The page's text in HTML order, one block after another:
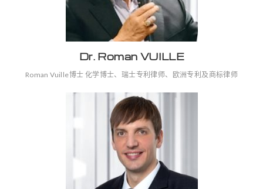
Dr. Roman VUILLE
Roman Vuille博士 化学博士、瑞士专利律师、欧洲专利及商标律师